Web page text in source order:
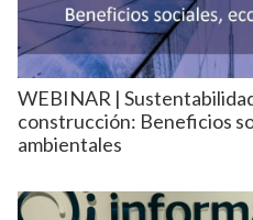
WEBINAR |
construcción: Beneficios
ambientales